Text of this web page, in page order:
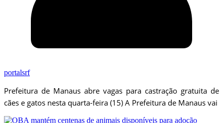
portalsrf
Prefeitura de Manaus abre vagas para castração gratuita de
cães e gatos nesta quarta-feira (15) A Prefeitura de Manaus vai